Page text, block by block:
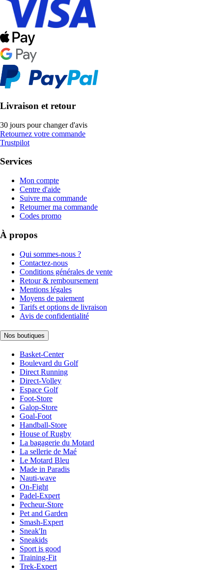
Livraison et retour
30 jours pour changer d'avis
Retournez votre commande
Trustpilot
Services
Mon compte
Centre d'aide
Suivre ma commande
Retourner ma commande
Codes promo
À propos
Qui sommes-nous ?
Contactez-nous
Conditions générales de vente
Retour & remboursement
Mentions légales
Moyens de paiement
Tarifs et options de livraison
Avis de confidentialité
Nos boutiques
Basket-Center
Boulevard du Golf
Direct Running
Direct-Volley
Espace Golf
Foot-Store
Galop-Store
Goal-Foot
Handball-Store
House of Rugby
La bagagerie du Motard
La sellerie de Maé
Le Motard Bleu
Made in Paradis
Nauti-wave
On-Fight
Padel-Expert
Pecheur-Store
Pet and Garden
Smash-Expert
Sneak'In
Sneakids
Sport is good
Training-Fit
Trek-Expert